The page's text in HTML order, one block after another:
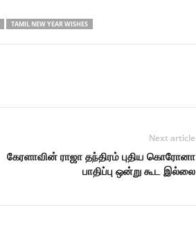
TAMIL NEW YEAR WISHES
Next article
கேரளாவின் ராஜா தந்திரம் புதிய கொரோனா
பாதிப்பு ஒன்று கூட இல்லை